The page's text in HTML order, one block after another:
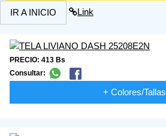
IR A INICIO
Link
PRECIO: 413 Bs
Consultar:
+ Colores/Tallas